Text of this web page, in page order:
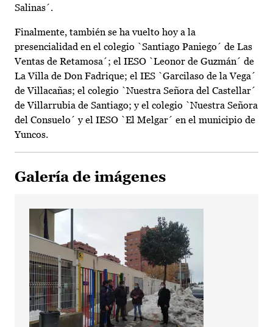
Salinas´.
Finalmente, también se ha vuelto hoy a la
presencialidad en el colegio `Santiago Paniego´ de Las
Ventas de Retamosa´; el IESO `Leonor de Guzmán´ de
La Villa de Don Fadrique; el IES `Garcilaso de la Vega´
de Villacañas; el colegio `Nuestra Señora del Castellar´
de Villarrubia de Santiago; y el colegio `Nuestra Señora
del Consuelo´ y el IESO `El Melgar´ en el municipio de
Yuncos.
Galería de imágenes